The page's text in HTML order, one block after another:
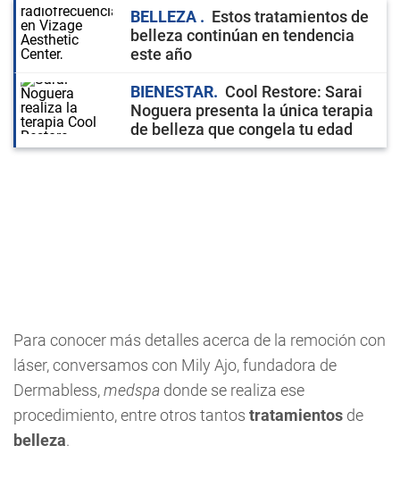
BELLEZA
Estos tratamientos de
belleza continúan en tendencia
este año
BIENESTAR
Cool Restore: Sarai
Noguera presenta la única terapia
de belleza que congela tu edad
Para conocer más detalles acerca de la remoción con
láser, conversamos con Mily Ajo, fundadora de
Dermabless,medspa donde se realiza ese
procedimiento, entre otros tantos tratamientos de
belleza.